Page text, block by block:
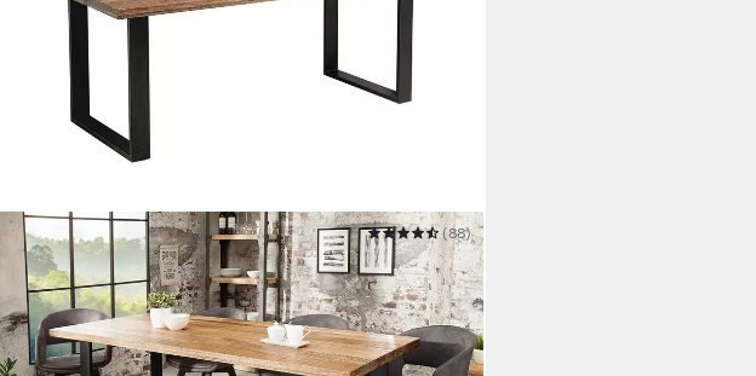
RIESS-AMBIENTE
Esstisch IRON CRAFT 200cm natur/schwarz - Mango-
Massivholz, Kufen aus Eisen
Mehrere Größen
(88)
499,95 €
in 7-9 Werktagen bei dir